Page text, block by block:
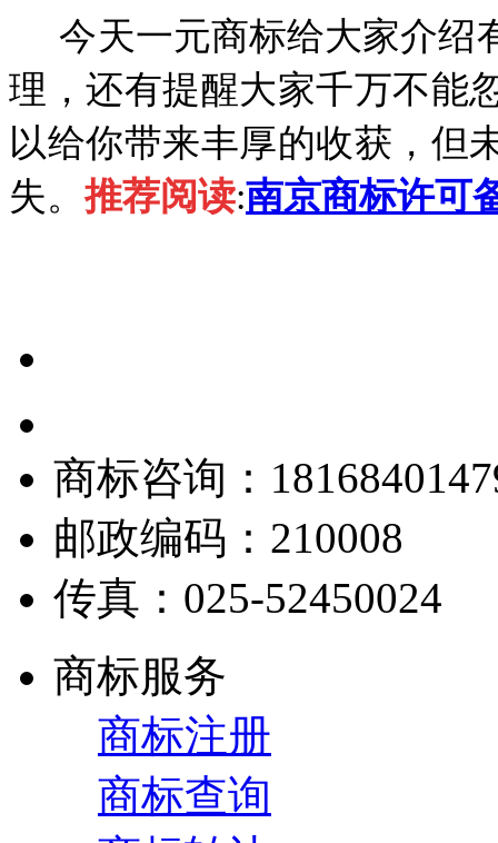
今天一元商标给大家介绍
理，还有提醒大家千万不能
以给你带来丰厚的收获，但
失。推荐阅读:南京商标许可
商标咨询：
邮政编码：210008
传真：025-52450024
商标服务
商标注册
商标查询